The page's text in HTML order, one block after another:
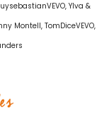
Ylva &
Montell, TomDiceVEVO,